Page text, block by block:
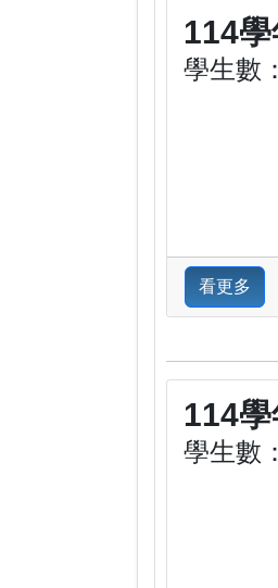
114
學生數
看更多
114
學生數